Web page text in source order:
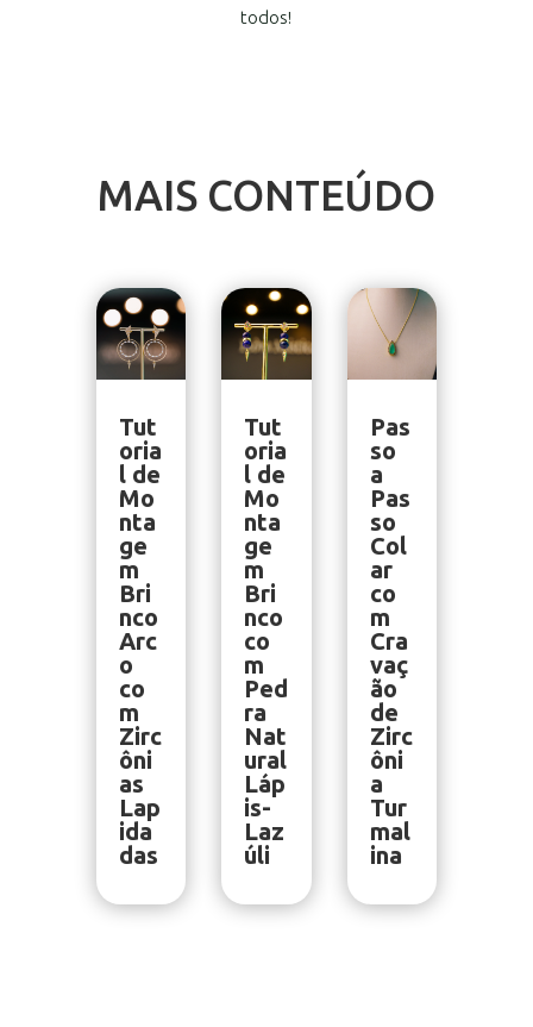
todos!
MAIS CONTEÚDO
Tut
oria
l de
Mo
nta
ge
m
Bri
nco
Arc
o
co
m
Zirc
ôni
as
Lap
ida
das
Tut
oria
l de
Mo
nta
ge
m
Bri
nco
co
m
Ped
ra
Nat
ural
Láp
is-
Laz
úli
Pas
so
a
Pas
so
Col
ar
co
m
Cra
vaç
ão
de
Zirc
ôni
a
Tur
mal
ina